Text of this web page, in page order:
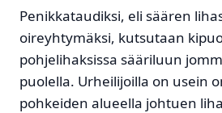
Penikkataudiksi, eli säären
oireyhtymäksi, kutsutaan
pohjelihaksissa sääriluun
puolella. Urheilijoilla on usein
pohkeiden alueella johtuen